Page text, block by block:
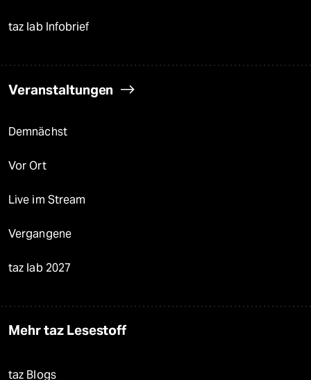
taz lab Infobrief
Veranstaltungen
Demnächst
Vor Ort
Live im Stream
Vergangene
taz lab 2027
Mehr taz Lesestoff
taz Blogs